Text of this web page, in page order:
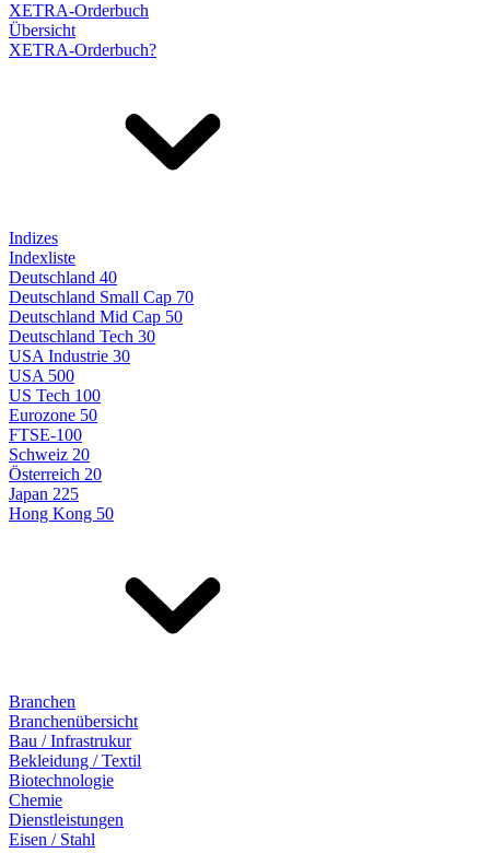
XETRA-Orderbuch
Übersicht
XETRA-Orderbuch?
Indizes
Indexliste
Deutschland 40
Deutschland Small Cap 70
Deutschland Mid Cap 50
Deutschland Tech 30
USA Industrie 30
USA 500
US Tech 100
Eurozone 50
FTSE-100
Schweiz 20
Österreich 20
Japan 225
Hong Kong 50
Branchen
Branchenübersicht
Bau / Infrastrukur
Bekleidung / Textil
Biotechnologie
Chemie
Dienstleistungen
Eisen / Stahl